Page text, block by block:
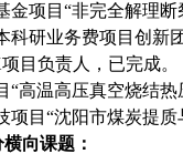
金项目“非完全解理
科研业务费项目创新
目负责人，已完成。
“高温高压真空烧结
项目“沈阳市煤炭提
向课题：